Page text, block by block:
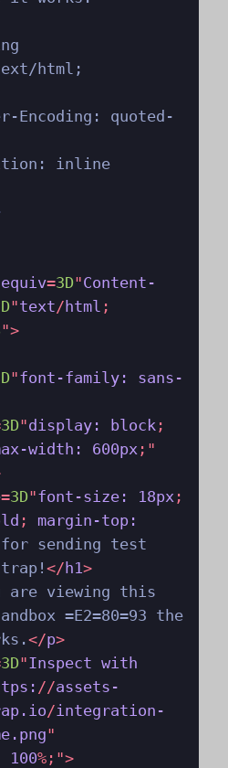
html;
Encoding: quoted-
inline
=3D"Content-
"text/html
">
"font-family:
sans-
3D"display: block
width: 600px
=3D"font-size: 18px
; margin-top:
for sending test
</h1>
are viewing this
=E2=80=93 the
</p>
3D"Inspect with
//assets-
/integration-
100%;">